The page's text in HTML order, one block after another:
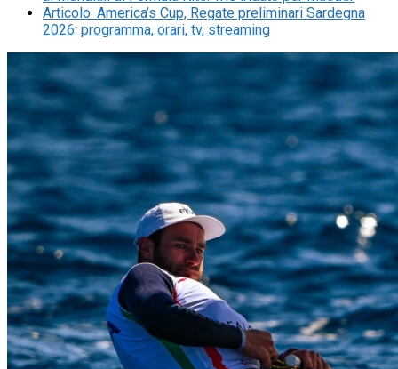
Articolo: America’s Cup, Regate preliminari Sardegna
2026: programma, orari, tv, streaming